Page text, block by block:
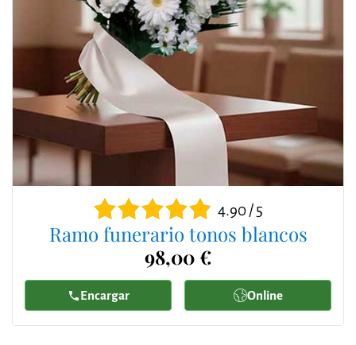
4.90 / 5
Ramo funerario tonos blancos
98,00 €
Encargar Online